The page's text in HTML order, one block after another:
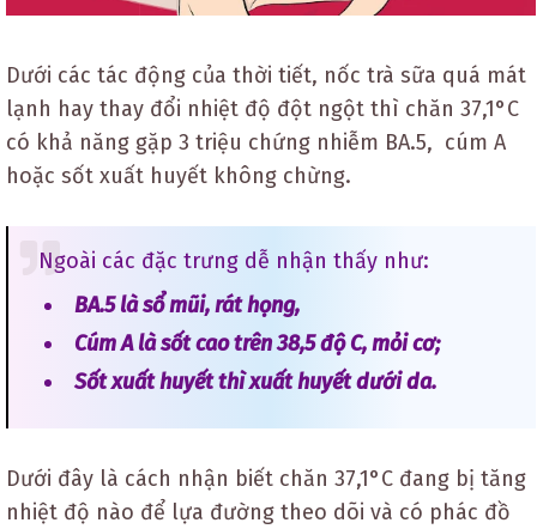
Dưới các tác động của thời tiết, nốc trà sữa quá mát
lạnh hay thay đổi nhiệt độ đột ngột thì chăn 37,1°C
có khả năng gặp 3 triệu chứng nhiễm BA.5, cúm A
hoặc sốt xuất huyết không chừng.
Ngoài các đặc trưng dễ nhận thấy như:
BA.5 là sổ mũi, rát họng,
Cúm A là sốt cao trên 38,5 độ C, mỏi cơ;
Sốt xuất huyết thì xuất huyết dưới da.
Dưới đây là cách nhận biết chăn 37,1°C đang bị tăng
nhiệt độ nào để lựa đường theo dõi và có phác đồ